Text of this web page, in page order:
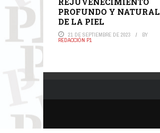
PROFUNDO Y NATURAL
DE LA PIEL
21 DE SEPTIEMBRE DE 2023 BY
REDACCIÓN P1